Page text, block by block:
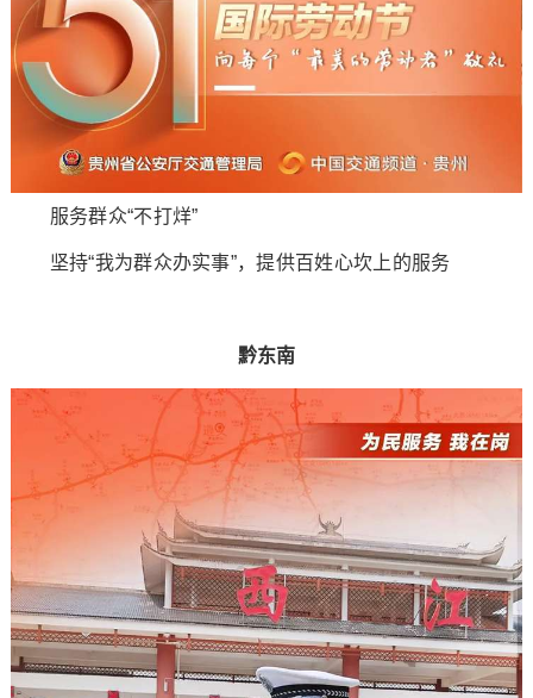
服务群众“不打烊”
坚持“我为群众办实事”，提供百姓心坎上的服务
黔东南